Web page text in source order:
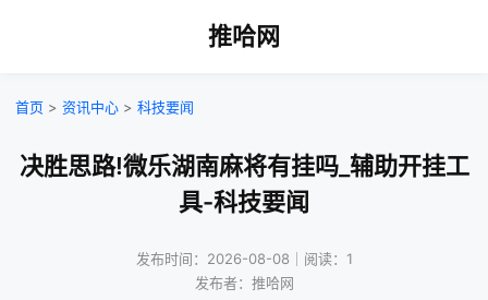
推哈网
首页 > 资讯中心 > 科技要闻
决胜思路!微乐湖南麻将有挂吗_辅助开挂工
具-科技要闻
发布时间：2026-08-08｜阅读：1
发布者：推哈网